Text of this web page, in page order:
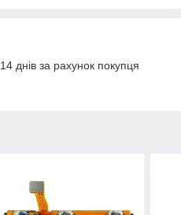
днів за рахунок покупця